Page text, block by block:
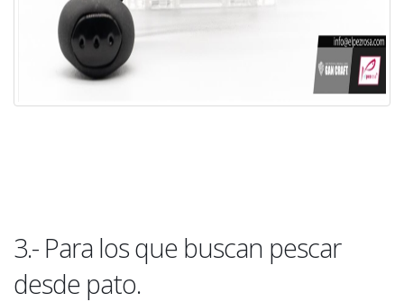
3.- Para los que buscan pescar
desde pato.